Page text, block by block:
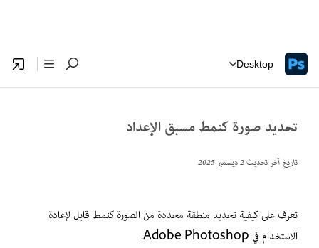
Desktop
تحديد صورة كنمط مسبق الإعداد
تاريخ آخر تحديث2 ديسمبر 2025
تعرف على كيفية تحديد منطقة محددة من الصورة كنمط قابل لإعادة
الاستخدام في Adobe Photoshop.